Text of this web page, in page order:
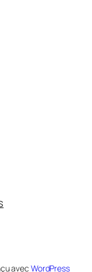
avec WordPress